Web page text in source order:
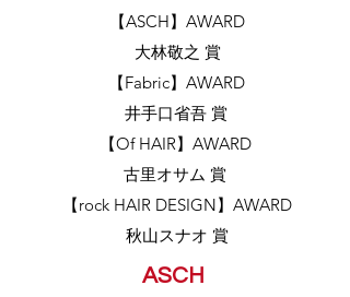
​【ASCH】AWARD
​大林敬之 賞
​【Fabric】AWARD
井手口省吾 賞
​【Of HAIR】AWARD
​古里オサム 賞
​【rock HAIR DESIGN】AWARD
​秋山スナオ 賞
ASCH